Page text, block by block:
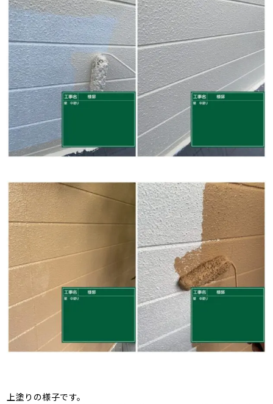
上塗りの様子です。